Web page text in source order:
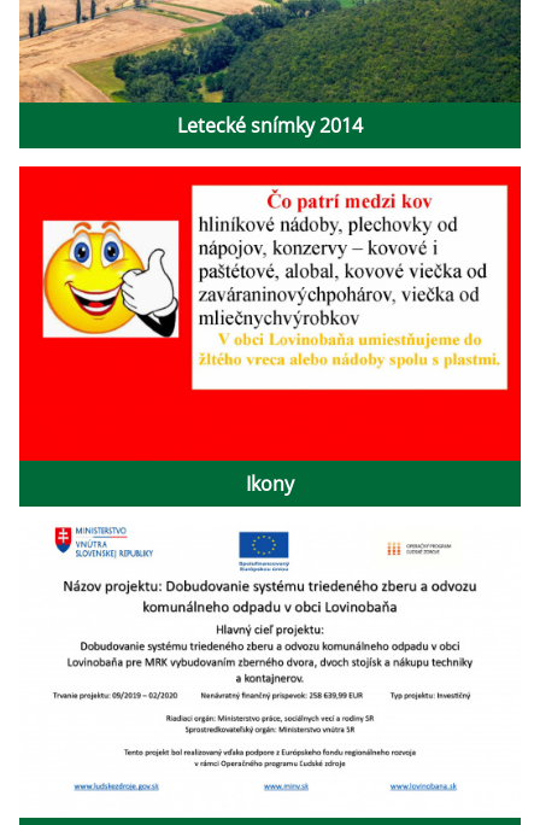
Letecké snímky 2014
Ikony